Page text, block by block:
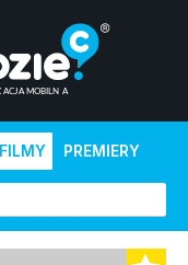
FILMY PREMIERY